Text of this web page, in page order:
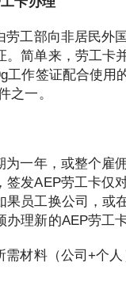
劳工部向非居民外
。简单来，劳工卡
工作签证配合使用
之一。
为一年，或整个雇
签发AEP劳工卡仅
果员工换公司，或
理新的AEP劳工卡
需材料（公司+个人